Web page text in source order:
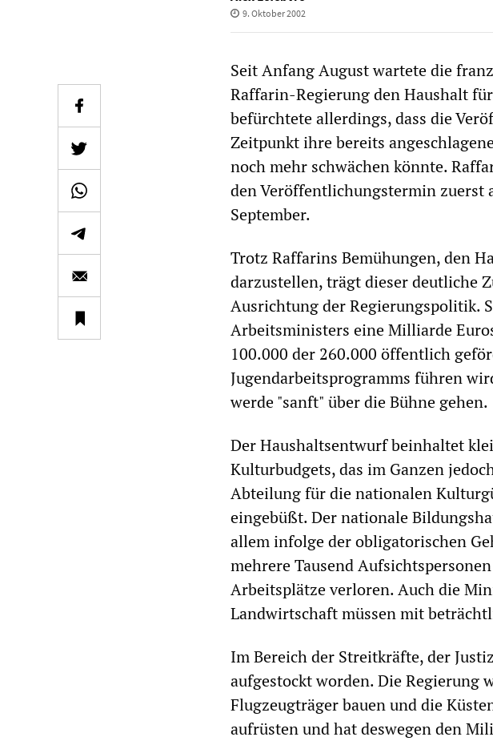
9. Oktober 2002
Seit Anfang August wartete die
Raffarin-Regierung den Haushalt
befürchtete allerdings, dass die
Zeitpunkt ihre bereits
noch mehr schwächen könnte.
den Veröffentlichungstermin zuerst
September.
Trotz Raffarins Bemühungen, den
darzustellen, trägt dieser deutliche
Ausrichtung der Regierungspolitik.
Arbeitsministers eine Milliarde
100.000 der 260.000 öffentlich
Jugendarbeitsprogramms führen
werde "sanft" über die Bühne gehen.
Der Haushaltsentwurf beinhaltet
Kulturbudgets, das im Ganzen
Abteilung für die nationalen
eingebüßt. Der nationale
allem infolge der obligatorischen
mehrere Tausend
Arbeitsplätze verloren. Auch die
Landwirtschaft müssen mit
Im Bereich der Streitkräfte, der
aufgestockt worden. Die Regierung
Flugzeugträger bauen und die
aufrüsten und hat deswegen den